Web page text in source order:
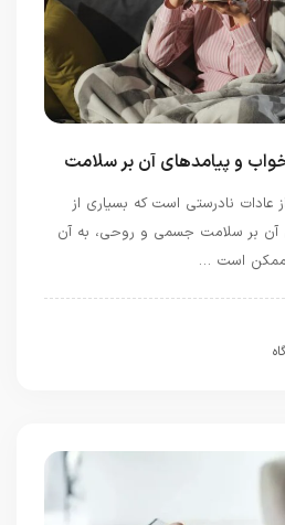
و پیامدهای آن بر سلامت
نادرستی است که بسیاری از
آن بر سلامت جسمی و روحی، به آن
ممکن است …